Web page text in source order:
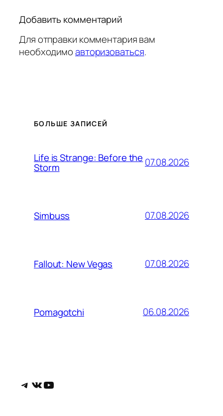
Добавить комментарий
Для отправки комментария вам
необходимоавторизоваться.
БОЛЬШЕ ЗАПИСЕЙ
Life is Strange: Before the
Storm 07.08.2026
Simbuss 07.08.2026
Fallout: New Vegas 07.08.2026
Pomagotchi 06.08.2026
Telegram
ВКонтакте
YouTube